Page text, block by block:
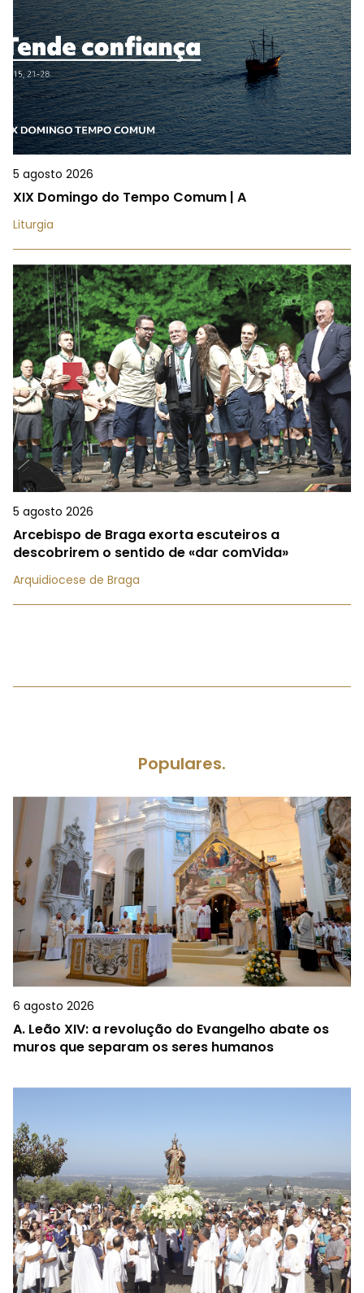
5 agosto 2026
XIX Domingo do Tempo Comum | A
Liturgia
5 agosto 2026
Arcebispo de Braga exorta escuteiros a
descobrirem o sentido de «dar comVida»
Arquidiocese de Braga
Populares.
6 agosto 2026
A. Leão XIV: a revolução do Evangelho abate os
muros que separam os seres humanos